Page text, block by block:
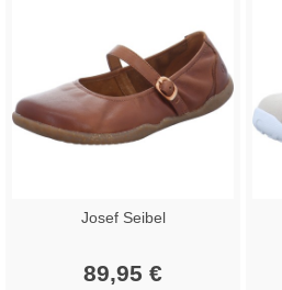
Josef Seibel
89,95 €